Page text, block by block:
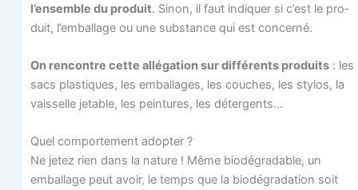
l’ensemble du pro­duit. Sinon, il faut indi­quer si c’est le pro­
duit, l’emballage ou une sub­stance qui est concerné.
On ren­contre cette allé­ga­tion sur dif­fé­rents pro­duits: les
sacs plas­tiques, les embal­lages, les couches, les sty­los, la
vais­selle jetable, les pein­tures, les détergents…
Quel com­por­te­ment adopter ?
Ne jetez rien dans la nature ! Même bio­dé­gra­dable, un
embal­lage peut avoir, le temps que la bio­dé­gra­da­tion soit